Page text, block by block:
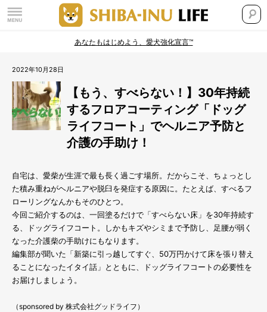
あなたもはじめよう、愛犬強化宣言™
2022年10月28日
【もう、すべらない！】30年持続
するフロアコーティング「ドッグ
ライフコート」でヘルニア予防と
介護の手助け！
自宅は、愛柴が生涯で最も長く過ごす場所。だからこそ、ちょっとし
た積み重ねがヘルニアや脱臼を発症する原因に。たとえば、すべるフ
ローリングなんかもそのひとつ。
今回ご紹介するのは、一回塗るだけで「すべらない床」を30年持続す
る、ドッグライフコート。しかもキズやシミまで予防し、足腰が弱く
なった介護柴の手助けにもなります。
編集部が聞いた「新築に引っ越してすぐ、50万円かけて床を張り替え
ることになったイタイ話」とともに、ドッグライフコートの必要性を
お届けしましょう。
（sponsored by 株式会社グッドライフ）